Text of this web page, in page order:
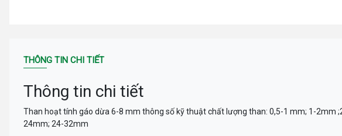
THÔNG TIN CHI TIẾT
Thông tin chi tiết
Than hoạt tính gáo dừa 6-8 mm thông số kỹ thuật chất lượng than: 0,5-1 mm; 1-2mm
24mm; 24-32mm